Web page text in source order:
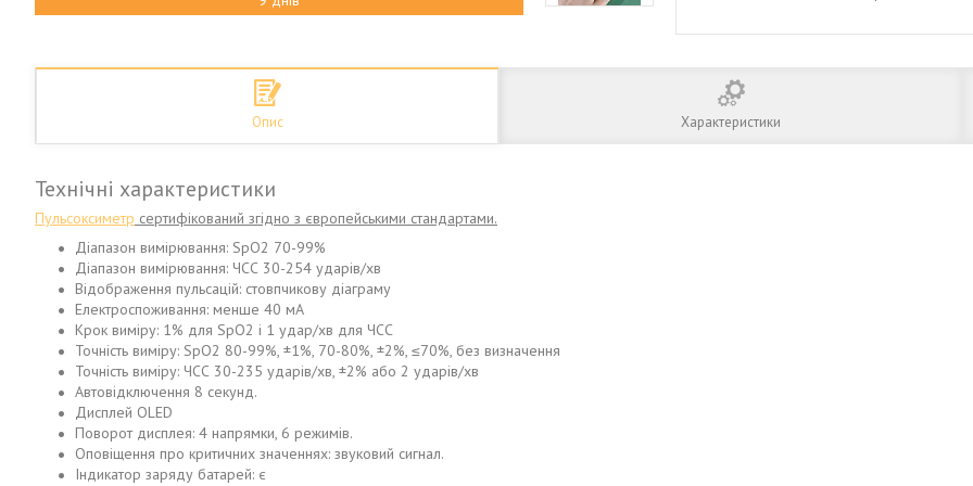
Опис Характеристики
Технічні характеристики
Пульсоксиметр сертифікований згідно з європейськими стандартами.
Діапазон вимірювання: SpO2 70-99%
Діапазон вимірювання: ЧСС 30-254 ударів/хв
Відображення пульсацій: стовпчикову діаграму
Електроспоживання: менше 40 мА
Крок виміру: 1% для SpO2 і 1 удар/хв для ЧСС
Точність виміру: SpO2 80-99%, ±1%, 70-80%, ±2%, ≤70%, без визначення
Точність виміру: ЧСС 30-235 ударів/хв, ±2% або 2 ударів/хв
Автовідключення 8 секунд.
Дисплей OLED
Поворот дисплея: 4 напрямки, 6 режимів.
Оповіщення про критичних значеннях: звуковий сигнал.
Індикатор заряду батарей: є